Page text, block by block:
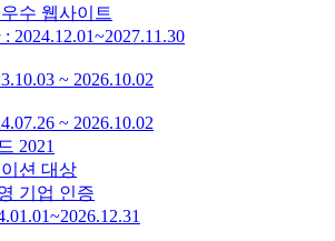
수 웹사이트
2024.12.01~2027.11.30
~ 2026.10.02
~ 2026.10.02
2021
션 대상
기업 인증